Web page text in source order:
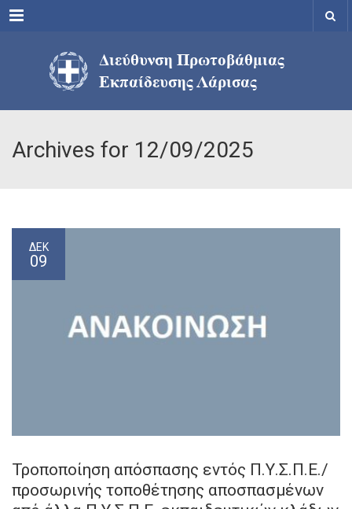
Menu
Archives for 12/09/2025
ΔΕΚ
09
Τροποποίηση απόσπασης εντός Π.Υ.Σ.Π.Ε./
προσωρινής τοποθέτησης αποσπασμένων